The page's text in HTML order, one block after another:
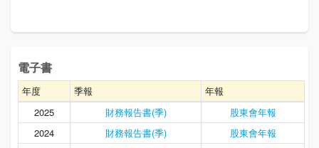
電子書
年度 季報
年報
2025
財務報告書(季)
股東會年報
2024
財務報告書(季)
股東會年報